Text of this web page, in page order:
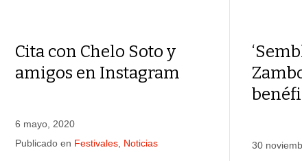
Cita con Chelo Soto y
amigos en Instagram
6 mayo, 2020
Publicado en Festivales Noticias
30